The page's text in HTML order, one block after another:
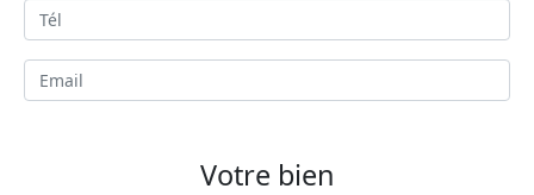
Votre bien